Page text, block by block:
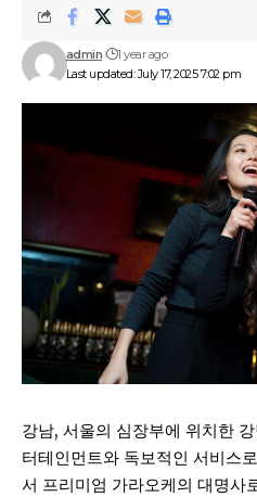
Last updated: July 17, 2025 7:02 pm
admin 1 year ago
강남, 서울의 심장부에 위치한
터테인먼트와 독보적인 서비스
서 프리미엄 가라오케의 대명사